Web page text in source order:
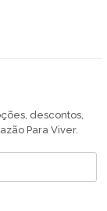
descontos,
Para Viver.